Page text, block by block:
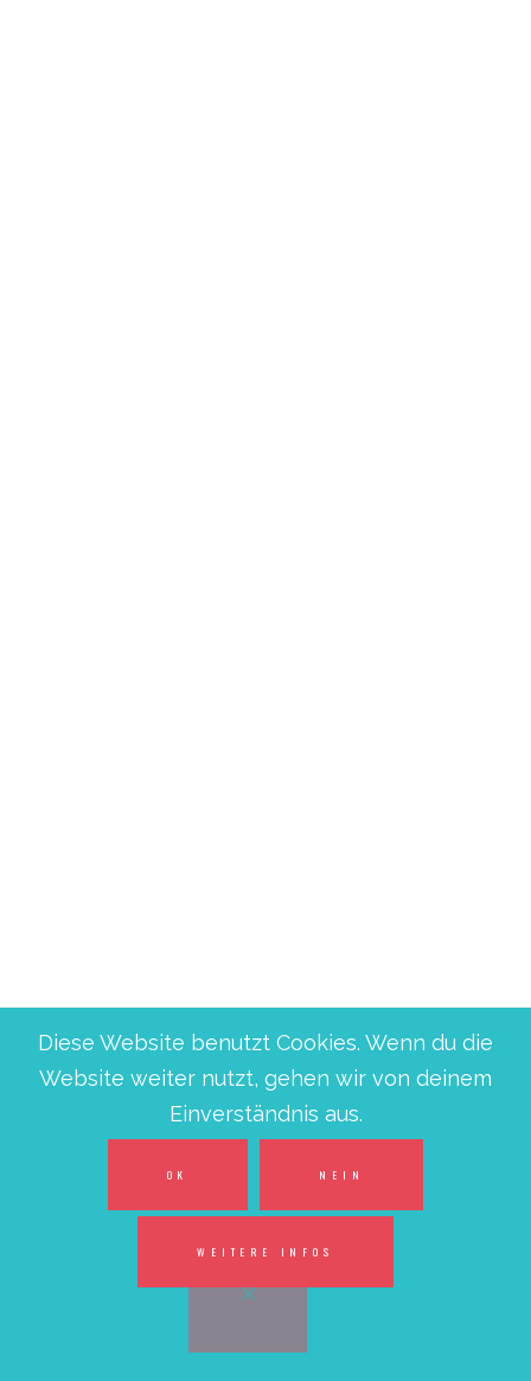
Diese Website benutzt Cookies. Wenn du die
Website weiter nutzt, gehen wir von deinem
Einverständnis aus.
OK NEIN
WEITERE INFOS